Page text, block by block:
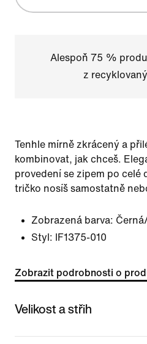
Alespoň 75 %
z
Tenhle mírně zkrácený a
kombinovat, jak chceš.
provedení se zipem po celé
tričko nosíš samostatně
Zobrazená barva:
Styl:
IF1375-010
Zobrazit podrobnosti o
Velikost a střih